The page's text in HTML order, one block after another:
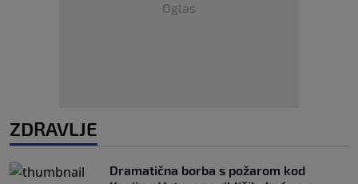
Oglas
ZDRAVLJE
Dramatična borba s požarom kod